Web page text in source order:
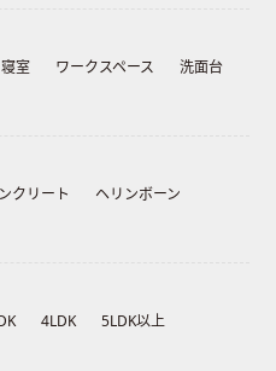
寝室 ワークスペース
洗面台
クリート
ヘリンボーン
4LDK 5LDK以上